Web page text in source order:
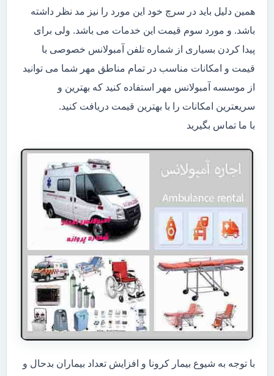
همین دلیل باید در سرچ خود این مورد را نیز مد نظر داشته
باشد. و مورد سوم قیمت این خدمات می باشد. ولی برای
پیدا کردن بسیاری از شماره تلفن آمبولانس خصوصی با
قیمت و امکانات مناسب در تمام مناطق مهر شما می توانید
از موسسه آمبولانس مهر استفاده کنید که بهترین و
سریعترین امکانات را با بهترین قیمت دریافت کنید.
با ما تماس بگیرید
با توجه به شیوع بیمار کرونا و افزایش تعداد بیماران بدحال و